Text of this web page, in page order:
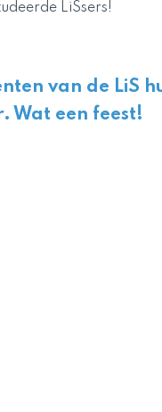
LiSsers!
van de LiS
Wat een feest!